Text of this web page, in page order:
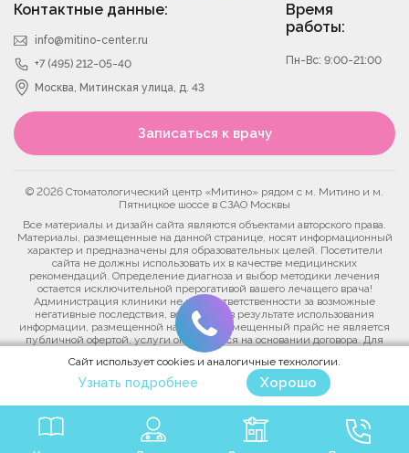
Контактные данные:
info@mitino-center.ru
+7 (495) 212-05-40
Москва, Митинская улица, д. 43
Время
работы:
Пн-Вс: 9:00-21:00
Записаться к врачу
© 2026 Стоматологический центр «Митино» рядом с м. Митино и м.
Пятницкое шоссе в СЗАО Москвы
Все материалы и дизайн сайта являются объектами авторского права.
Материалы, размещенные на данной странице, носят информационный
характер и предназначены для образовательных целей. Посетители
сайта не должны использовать их в качестве медицинских
рекомендаций. Определение диагноза и выбор методики лечения
остается исключительной прерогативой вашего лечащего врача!
Администрация клиники не несет ответственности за возможные
негативные последствия, возникшие в результате использования
информации, размещенной на сайте. Размещенный прайс не является
публичной офертой, услуги оказываются на основании договора. Для
уточнения актуальных цен на медицинские услуги позвоните в контакт-
центр клиники.
Политика конфиденциальности
Сайт использует cookies и аналогичные технологии.
Узнать подробнее Хорошо